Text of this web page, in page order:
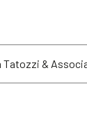
Tatozzi &